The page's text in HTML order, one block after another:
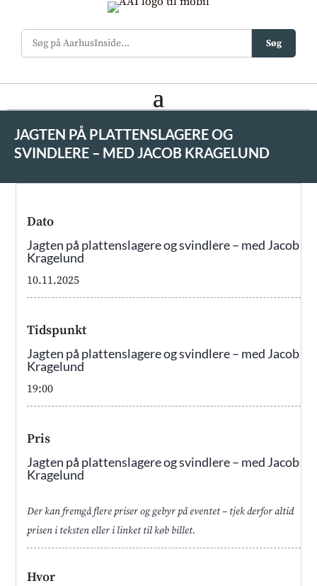
Søg
JAGTEN PÅ PLATTENSLAGERE OG
SVINDLERE – MED JACOB KRAGELUND
Dato
Jagten på plattenslagere og svindlere – med Jacob
Kragelund
10.11.2025
Tidspunkt
Jagten på plattenslagere og svindlere – med Jacob
Kragelund
19:00
Pris
Jagten på plattenslagere og svindlere – med Jacob
Kragelund
Der kan fremgå flere priser og gebyr på eventet – tjek derfor altid
prisen i teksten eller i linket til køb billet.
Hvor